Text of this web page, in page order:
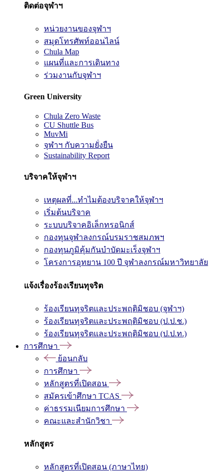
ติดต่อจุฬาฯ
หน่วยงานของจุฬาฯ
สมุดโทรศัพท์ออนไลน์
Chula Map
แผนที่และการเดินทาง
ร่วมงานกับจุฬาฯ
Green University
Chula Zero Waste
CU Shuttle Bus
MuvMi
จุฬาฯ กับความยั่งยืน
Sustainability Report
บริจาคให้จุฬาฯ
เหตุผลที่...ทำไมต้องบริจาคให้จุฬาฯ
เริ่มต้นบริจาค
ระบบบริจาคอิเล็กทรอนิกส์
กองทุนจุฬาลงกรณ์บรมราชสมภพฯ
กองทุนภูมิคุ้มกันบำบัดมะเร็งจุฬาฯ
โครงการอุทยาน 100 ปี จุฬาลงกรณ์มหาวิทยาลัย
แจ้งเรื่องร้องเรียนทุจริต
ร้องเรียนทุจริตและประพฤติมิชอบ (จุฬาฯ)
ร้องเรียนทุจริตและประพฤติมิชอบ (ป.ป.ช.)
ร้องเรียนทุจริตและประพฤติมิชอบ (ป.ป.ท.)
การศึกษา
ย้อนกลับ
การศึกษา
หลักสูตรที่เปิดสอน
สมัครเข้าศึกษา TCAS
ค่าธรรมเนียมการศึกษา
คณะและสำนักวิชา
หลักสูตร
หลักสูตรที่เปิดสอน (ภาษาไทย)